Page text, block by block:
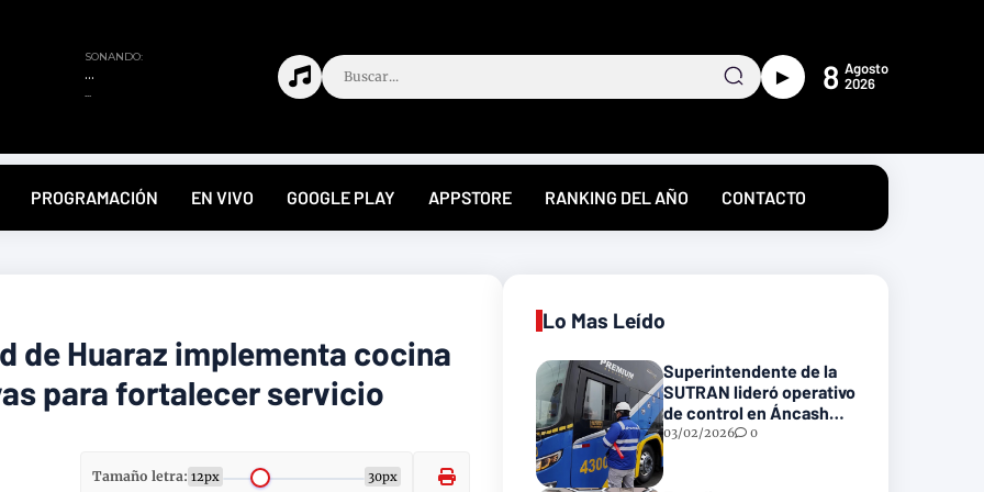
► 8 Agosto
2026
PROGRAMACIÓN EN VIVO GOOGLE PLAY APPSTORE RANKING DEL AÑO CONTACTO
de Huaraz implementa cocina
para fortalecer servicio
Tamaño letra: 12px 30px
Lo Mas Leído
Superintendente de la
SUTRAN lideró operativo
de control en Áncash
para fortalecer la
03/02/2026 0